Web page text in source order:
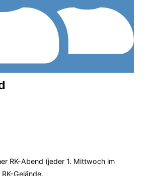
RK-Abend (jeder 1. Mittwoch im
Gelände.